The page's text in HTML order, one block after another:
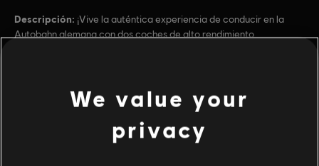
Descripción: ¡Vive la auténtica experiencia de conducir en la
Autobahn alemana con dos coches de alto rendimiento
Racing
Necesitas una cuenta Ubisoft e instalar la
aplicación Ubisoft Connect para jugar este contenido.
ver más
Contenido adicional
We value your
privacy